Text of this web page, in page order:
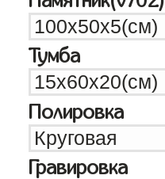
Тумба
Полировка
Гравировка